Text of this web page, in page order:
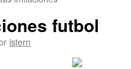
futbol
istern